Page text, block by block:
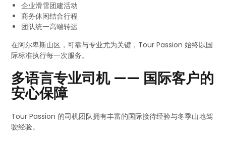
企业滑雪团建活动
商务休闲结合行程
团队统一高端转运
在阿尔卑斯山区，可靠与专业尤为关键，Tour Passion 始终以国
际标准执行每一次服务。
多语言专业司机 —— 国际客户的
安心保障
Tour Passion 的司机团队拥有丰富的国际接待经验与冬季山地驾
驶经验。